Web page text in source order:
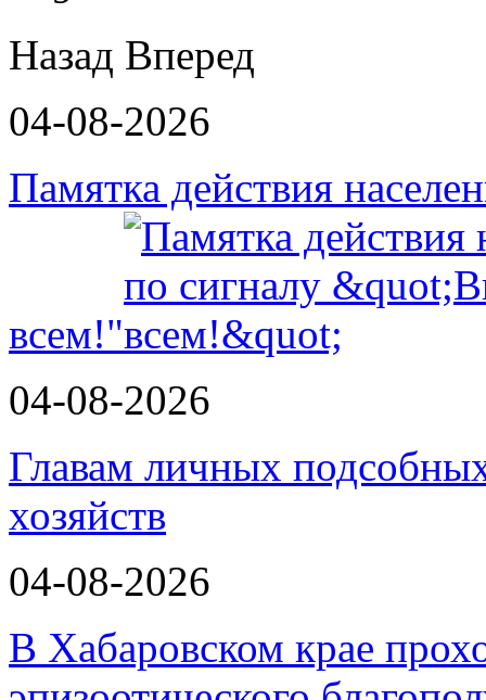
Назад Вперед
04-08-2026
Памятка действия
всем!"
04-08-2026
Главам личных
хозяйств
04-08-2026
В Хабаровском крае